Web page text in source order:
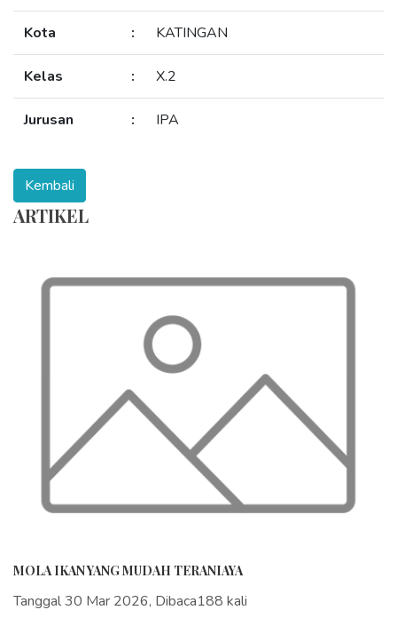
Kota : KATINGAN
Kelas : X.2
Jurusan : IPA
ARTIKEL
MOLA IKAN YANG MUDAH TERANIAYA
Tanggal 30 Mar 2026, Dibaca188 kali